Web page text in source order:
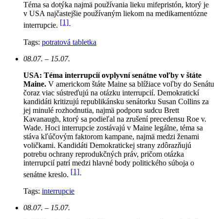
Téma sa dotýka najmä používania lieku mifepristón, ktorý je
v USA najčastejšie používaným liekom na medikamentózne
interrupcie. [1]
Tags: potratová tabletka
08.07. – 15.07.
USA: Téma interrupcií ovplyvní senátne voľby v štáte
Maine. V americkom štáte Maine sa blížiace voľby do Senátu
čoraz viac sústreďujú na otázku interrupcií. Demokratickí
kandidáti kritizujú republikánsku senátorku Susan Collins za
jej minulé rozhodnutia, najmä podporu sudcu Brett
Kavanaugh, ktorý sa podieľal na zrušení precedensu Roe v.
Wade. Hoci interrupcie zostávajú v Maine legálne, téma sa
stáva kľúčovým faktorom kampane, najmä medzi ženami
voličkami. Kandidáti Demokratickej strany zdôrazňujú
potrebu ochrany reprodukčných práv, pričom otázka
interrupcií patrí medzi hlavné body politického súboja o
senátne kreslo. [1]
Tags: interrupcie
08.07. – 15.07.